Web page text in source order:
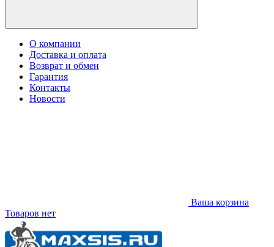
О компании
Доставка и оплата
Возврат и обмен
Гарантия
Контакты
Новости
Ваша корзина
Товаров нет